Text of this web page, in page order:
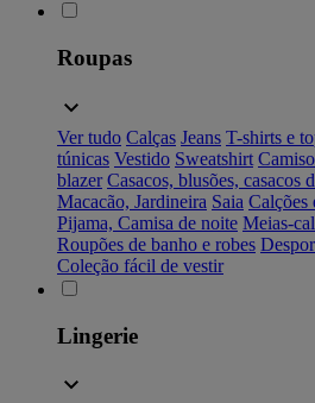
Roupas
Ver tudo Calças Jeans T-shirts e
túnicas Vestido Sweatshirt
blazer Casacos, blusões, casacos
Macacão, Jardineira Saia Calções
Pijama, Camisa de noite Meias-
Roupões de banho e robes
Coleção fácil de vestir
Lingerie